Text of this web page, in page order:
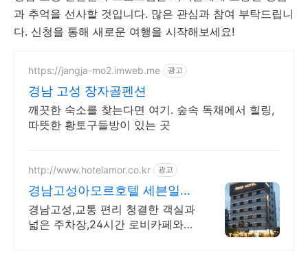
과 추억을 선사할 것입니다. 많은 관심과 참여 부탁드립니
다. 신청을 통해 새로운 여행을 시작해보세요!
https://jangja-mo2.imweb.me 광고
경남 고성 장자골펜션
깨끗한 숙소를 찾는다면 여기. 숲속 독채에서 힐링,
따뜻한 황토구들방이 있는 곳
http://www.hotelamor.co.kr 광고
경남고성아모르호텔 세븐일레
븐 바우처제공(조식)
경남고성,교통 편리 청결한 객실과
넓은 주차장,24시간 로비카페와